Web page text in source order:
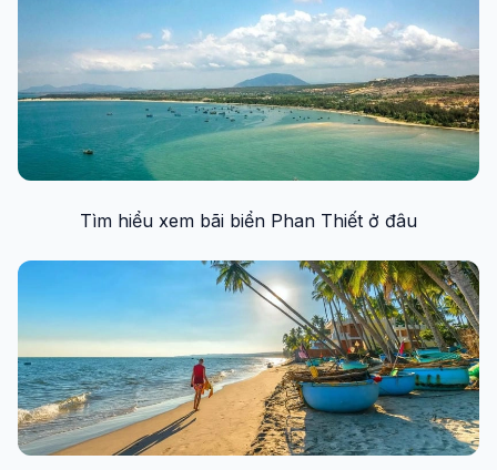
Tìm hiểu xem bãi biển Phan Thiết ở đâu